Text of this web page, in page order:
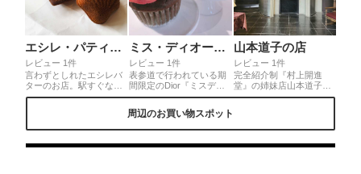
エシレ・パティスリー・オ・ブール
レビュー 1件
言わずとしれたエシレバ
ターのお店。駅すぐなの
で手土産に買われる方が
バターを使った様々なお
える焼き菓子も。フィナ
ミス・ディオール・カフェ
レビュー 1件
表参道で行われている期
間限定のDior『ミスディ
オール展覧会』ディオー
ルの世界観やインスピレ
ーションをたっぷり味わ
えます。お花に囲まれた
クの可愛いスイーツも必
山本道子の店
レビュー 1件
完全紹介制『村上開進
堂』の姉妹店山本道子の
お店でマーブルクッキー
しいです。抹茶とチョコ
て見た目もオシャレ☆
周辺のお買い物スポット